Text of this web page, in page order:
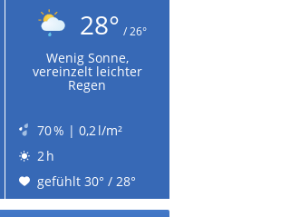
28° / 26°
Wenig Sonne,
vereinzelt leichter
Regen
70 % | 0,2 l/m²
2 h
gefühlt 30° / 28°